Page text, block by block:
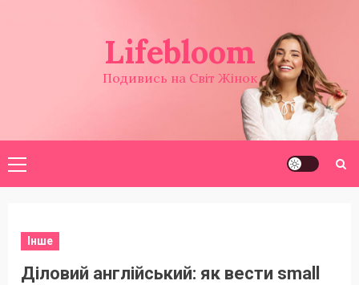
Lifebloom
Подивись на Світ Жінок
Головне
меню
Інше
Діловий англійський: як вести small